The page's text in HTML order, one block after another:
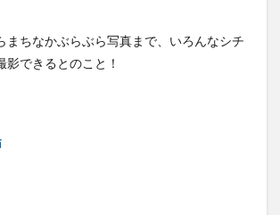
まちなかぶらぶら写真まで、いろんなシチ
影できるとのこと！